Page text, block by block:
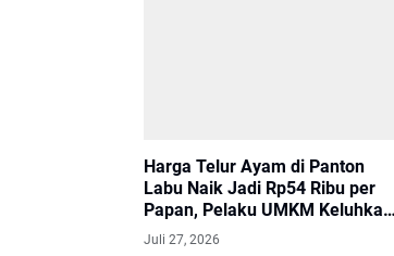
Harga Telur Ayam di Panton
Labu Naik Jadi Rp54 Ribu per
Papan, Pelaku UMKM Keluhkan
Biaya Produksi
Juli 27, 2026